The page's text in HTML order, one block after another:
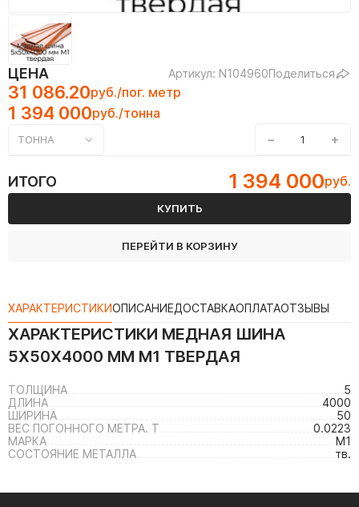
ЦЕНА Артикул: N104960Поделиться
31 086.20руб./пог. метр
1 394 000руб./тонна
ТОННА − +
ИТОГО 1 394 000руб.
КУПИТЬ
ПЕРЕЙТИ В КОРЗИНУ
ХАРАКТЕРИСТИКИОПИСАНИЕДОСТАВКАОПЛАТАОТЗЫВЫ
ХАРАКТЕРИСТИКИ МЕДНАЯ ШИНА
5X50X4000 ММ М1 ТВЕРДАЯ
ТОЛЩИНА
5
ДЛИНА
4000
ШИРИНА
50
ВЕС ПОГОННОГО МЕТРА. Т
0.0223
МАРКА
М1
СОСТОЯНИЕ МЕТАЛЛА
тв.